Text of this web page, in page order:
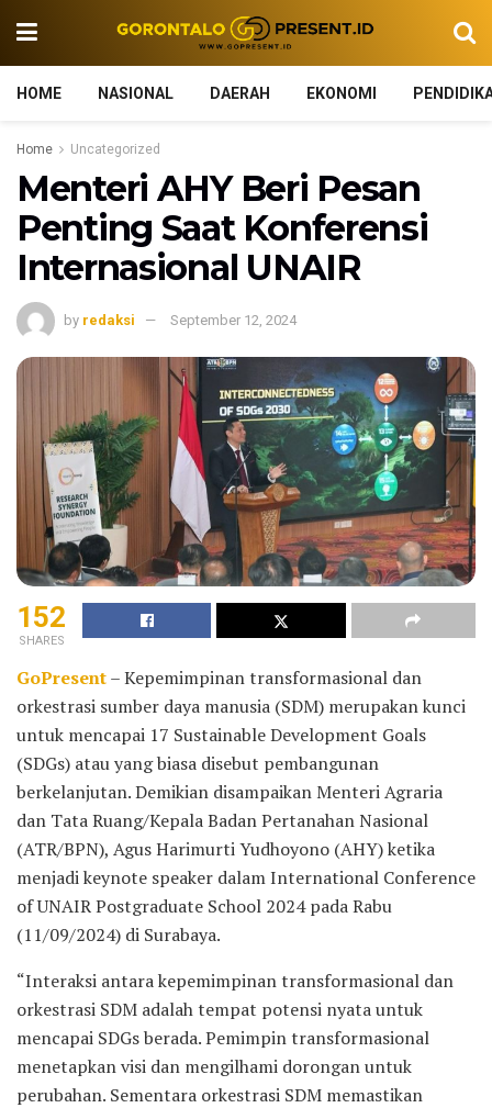
HOME NASIONAL DAERAH EKONOMI
Home Uncategorized
Menteri AHY Beri Pesan
Penting Saat Konferensi
Internasional UNAIR
by redaksi September 12, 2024
152
SHARES
GoPresent– Kepemimpinan transformasional dan
orkestrasi sumber daya manusia (SDM) merupakan kunci
untuk mencapai 17 Sustainable Development Goals
(SDGs) atau yang biasa disebut pembangunan
berkelanjutan. Demikian disampaikan Menteri Agraria
dan Tata Ruang/Kepala Badan Pertanahan Nasional
(ATR/BPN), Agus Harimurti Yudhoyono (AHY) ketika
menjadi keynote speaker dalam International Conference
of UNAIR Postgraduate School 2024 pada Rabu
(11/09/2024) di Surabaya.
“Interaksi antara kepemimpinan transformasional dan
orkestrasi SDM adalah tempat potensi nyata untuk
mencapai SDGs berada. Pemimpin transformasional
menetapkan visi dan mengilhami dorongan untuk
perubahan. Sementara orkestrasi SDM memastikan